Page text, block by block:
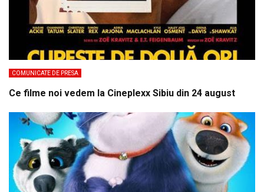
COMUNICATE DE PRESA
Ce filme noi vedem la Cineplexx Sibiu din 24 august